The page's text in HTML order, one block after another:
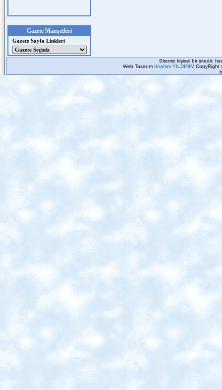
Gazete Manşetleri
Gazete Sayfa Linkleri
Sitemiz kişisel bir sitedir;
Web Tasarım İbrahim YILDIRIM CopyRight